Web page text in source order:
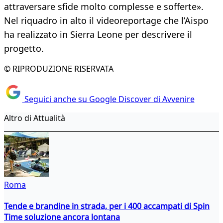
attraversare sfide molto complesse e sofferte».
Nel riquadro in alto il videoreportage che l’Aispo
ha realizzato in Sierra Leone per descrivere il
progetto.
© RIPRODUZIONE RISERVATA
Seguici anche su Google Discover di Avvenire
Altro di Attualità
Roma
Tende e brandine in strada, per i 400 accampati di Spin
Time soluzione ancora lontana